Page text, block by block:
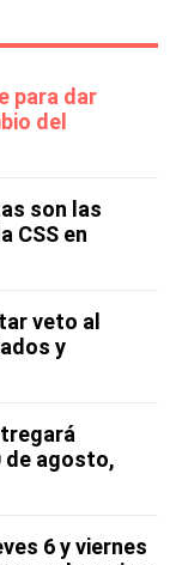
para dar
del
son las
CSS en
veto al
y
de agosto,
6 y viernes